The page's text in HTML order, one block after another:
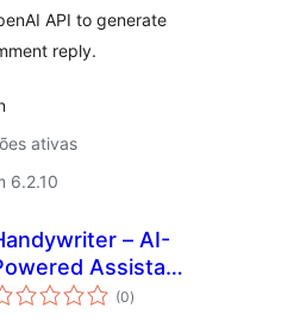
API to generate
reply.
ativas
6.2.10
– AI-
Assistant
WordPress –
(0avaliações
totais
)